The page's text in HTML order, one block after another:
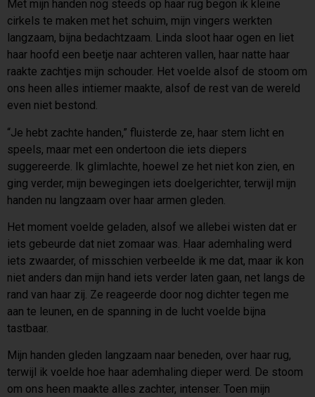
Met mijn handen nog steeds op haar rug begon ik kleine
cirkels te maken met het schuim, mijn vingers werkten
langzaam, bijna bedachtzaam. Linda sloot haar ogen en liet
haar hoofd een beetje naar achteren vallen, haar natte haar
raakte zachtjes mijn schouder. Het voelde alsof de stoom om
ons heen alles intiemer maakte, alsof de rest van de wereld
even niet bestond.
“Je hebt zachte handen,” fluisterde ze, haar stem licht en
speels, maar met een ondertoon die iets diepers
suggereerde. Ik glimlachte, hoewel ze het niet kon zien, en
ging verder, mijn bewegingen iets doelgerichter, terwijl mijn
handen nu langzaam over haar armen gleden.
Het moment voelde geladen, alsof we allebei wisten dat er
iets gebeurde dat niet zomaar was. Haar ademhaling werd
iets zwaarder, of misschien verbeelde ik me dat, maar ik kon
niet anders dan mijn hand iets verder laten gaan, net langs de
rand van haar zij. Ze reageerde door nog dichter tegen me
aan te leunen, en de spanning in de lucht voelde bijna
tastbaar.
Mijn handen gleden langzaam naar beneden, over haar rug,
terwijl ik voelde hoe haar ademhaling dieper werd. De stoom
om ons heen maakte alles zachter, intenser. Toen mijn